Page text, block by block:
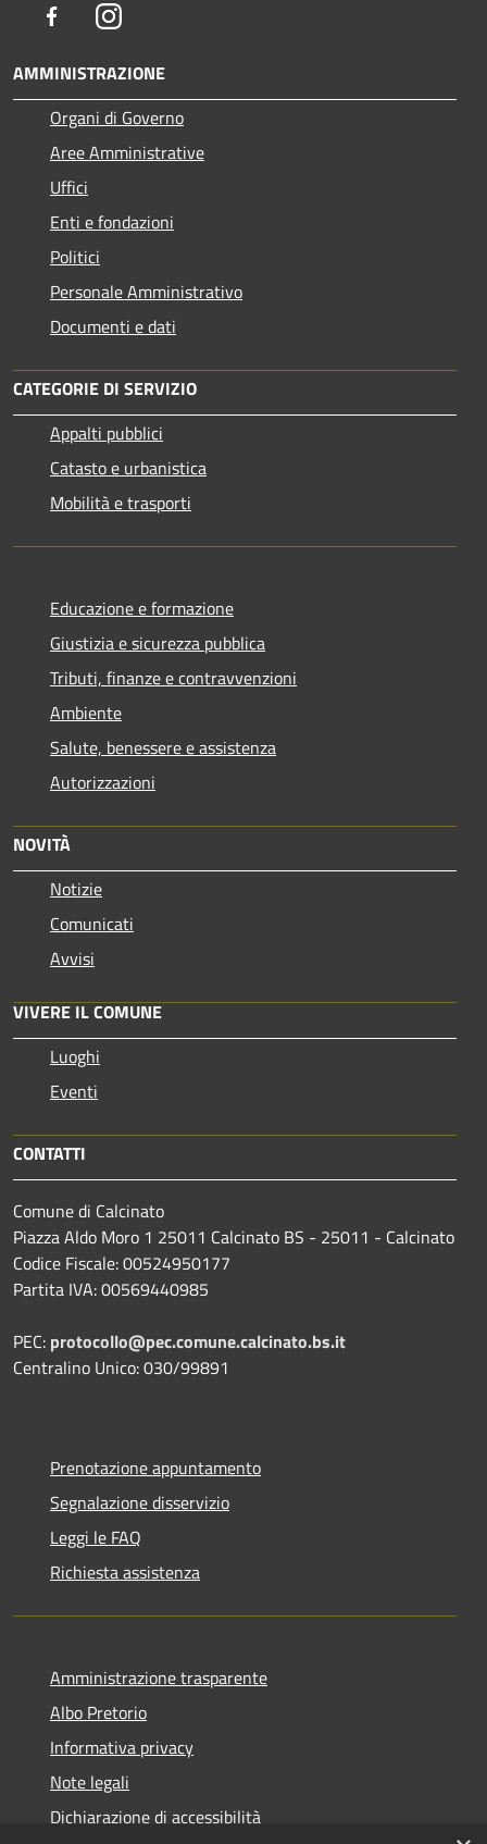
FacebookInstagram
AMMINISTRAZIONE
Organi di Governo
Aree Amministrative
Uffici
Enti e fondazioni
Politici
Personale Amministrativo
Documenti e dati
CATEGORIE DI SERVIZIO
Appalti pubblici
Catasto e urbanistica
Mobilità e trasporti
Educazione e formazione
Giustizia e sicurezza pubblica
Tributi, finanze e contravvenzioni
Ambiente
Salute, benessere e assistenza
Autorizzazioni
NOVITÀ
Notizie
Comunicati
Avvisi
VIVERE IL COMUNE
Luoghi
Eventi
CONTATTI
Comune di Calcinato
Piazza Aldo Moro 1 25011 Calcinato BS - 25011 - Calcinato
Codice Fiscale: 00524950177
Partita IVA: 00569440985
PEC: protocollo@pec.comune.calcinato.bs.it
Centralino Unico: 030/99891
Prenotazione appuntamento
Segnalazione disservizio
Leggi le FAQ
Richiesta assistenza
Amministrazione trasparente
Albo Pretorio
Informativa privacy
Note legali
Dichiarazione di accessibilità